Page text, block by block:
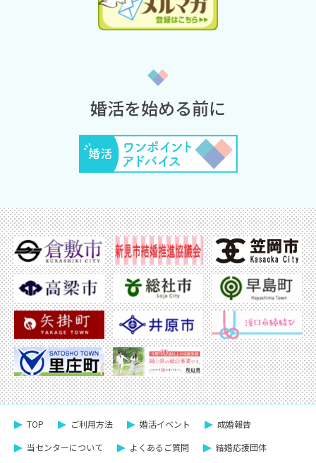
婚活を始める前に
TOP ご利⽤方法 婚活イベント
成婚報告
当センターについて
よくあるご質問 結婚応援団体